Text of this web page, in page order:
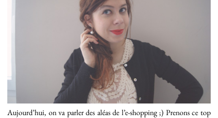
Aujourd’hui, on va parler des aléas de l’e-shopping ;) Prenons ce top